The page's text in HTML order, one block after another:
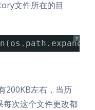
文件所在的目
?
200KB左右，当历
每次这个文件更改都